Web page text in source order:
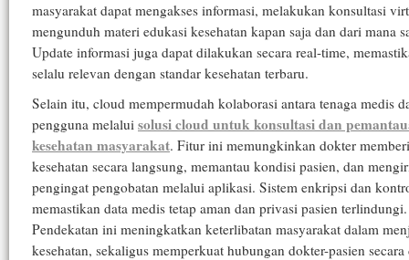
masyarakat dapat mengakses informasi, melakukan konsultasi
mengunduh materi edukasi kesehatan kapan saja dan dari mana
Update informasi juga dapat dilakukan secara real-time,
selalu relevan dengan standar kesehatan terbaru.
Selain itu, cloud mempermudah kolaborasi antara tenaga medis
pengguna melalui solusi cloud untuk konsultasi dan
kesehatan masyarakat. Fitur ini memungkinkan dokter
kesehatan secara langsung, memantau kondisi pasien, dan
pengingat pengobatan melalui aplikasi. Sistem enkripsi dan
memastikan data medis tetap aman dan privasi pasien terlindungi.
Pendekatan ini meningkatkan keterlibatan masyarakat dalam
kesehatan, sekaligus memperkuat hubungan dokter-pasien